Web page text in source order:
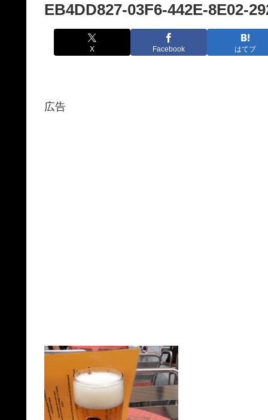
EB4DD827-03F6-442E-8E02-
X Facebook はてブ
広告